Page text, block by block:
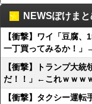
NEWSぽけま
【衝撃】ワイ「豆腐
一丁買ってみるか！」
【衝撃】トランプ大
だ！！」←これｗｗｗ
【衝撃】タクシー運